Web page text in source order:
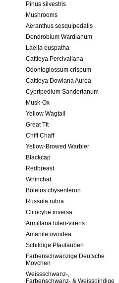
Pinus silvestris
Mushrooms
Aёranthus sesquipedalis
Dendrobium Wardianum
Laelia euspatha
Cattleya Percivaliana
Odontoglossum crispum
Cattleya Dowiana Aurea
Cypripedium Sanderianum
Musk-Ox
Yellow Wagtail
Great Tit
Chiff Chaff
Yellow-Browed Warbler
Blackcap
Redbreast
Whinchat
Boletus chysenteron
Russula rubra
Clitocybe inversa
Armillaria luteo-virens
Amanite ovoidea
Schildige Pfautauben
Farbenschwänzige Deutsche
Mövchen
Weissschwanz-,
Farbenschwanz- & Weissbindige